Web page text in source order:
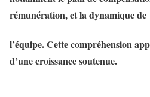
rémunération, et la dynamique de
l’équipe. Cette compréhension
d’une croissance soutenue.